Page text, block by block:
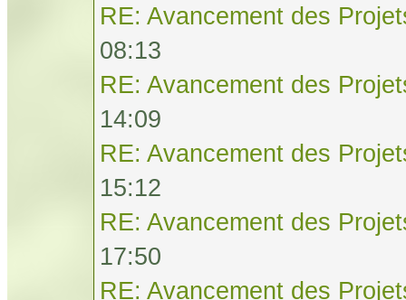
RE: Avancement des
08:13
RE: Avancement des
14:09
RE: Avancement des
15:12
RE: Avancement des
17:50
RE: Avancement des